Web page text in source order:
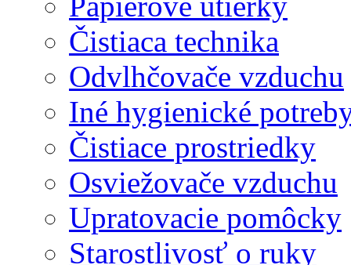
Čistiaca technika
Odvlhčovače vzduchu
Iné hygienické
Čistiace prostriedky
Osviežovače vzduchu
Upratovacie pomôcky
Starostlivosť o ruky